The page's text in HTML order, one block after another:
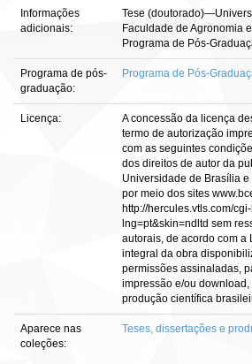
Informações
adicionais:
Tese
Faculdade de Agronomia
Programa de Pós-
Programa de pós-
graduação:
Programa de Pós-
Licença:
A concessão da licença
termo de autorização
com as seguintes
dos direitos de autor da
Universidade de Brasília
por meio dos sites
http://hercules.vtls.com/
lng=pt&skin=ndltd sem
autorais, de acordo com a
integral da obra
permissões assinaladas,
impressão e/ou
produção científica
Aparece nas
coleções:
Teses, dissertações e